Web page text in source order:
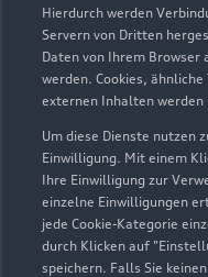
Hierdurch werden
Servern von Dritten
Daten von Ihrem
werden. Cookies,
externen Inhalten werden
Um diese Dienste nutzen
Einwilligung. Mit einem
Ihre Einwilligung zur
einzelne Einwilligungen
jede Cookie-Kategorie
durch Klicken auf
speichern. Falls Sie
Verkauf
Geschlossen,
Service
Geschlossen,